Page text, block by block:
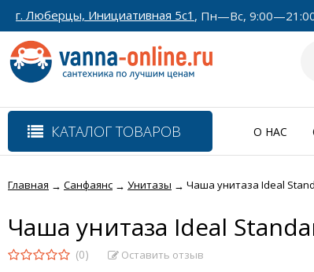
г. Люберцы, Инициативная 5с1 , Пн—Вс,
КАТАЛОГ ТОВАРОВ О НАС
Главная → Санфаянс → Унитазы → Чаша унитаза Ideal
Чаша унитаза Ideal
(0) Оставить отзыв